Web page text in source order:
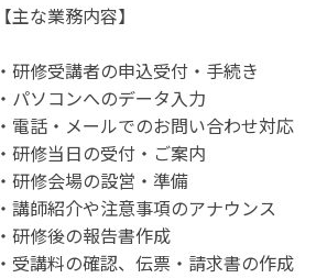
【主な業務内容】
・研修受講者の申込受付・手続き
・パソコンへのデータ入力
・電話・メールでのお問い合わせ対応
・研修当日の受付・ご案内
・研修会場の設営・準備
・講師紹介や注意事項のアナウンス
・研修後の報告書作成
・受講料の確認、伝票・請求書の作成